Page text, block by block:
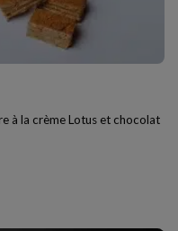
à la crème Lotus et chocolat